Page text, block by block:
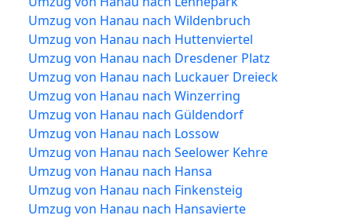
Umzug von Hanau nach Wildenbruch
Umzug von Hanau nach Huttenviertel
Umzug von Hanau nach Dresdener Platz
Umzug von Hanau nach Luckauer Dreieck
Umzug von Hanau nach Winzerring
Umzug von Hanau nach Güldendorf
Umzug von Hanau nach Lossow
Umzug von Hanau nach Seelower Kehre
Umzug von Hanau nach Hansa
Umzug von Hanau nach Finkensteig
Umzug von Hanau nach Hansavierte